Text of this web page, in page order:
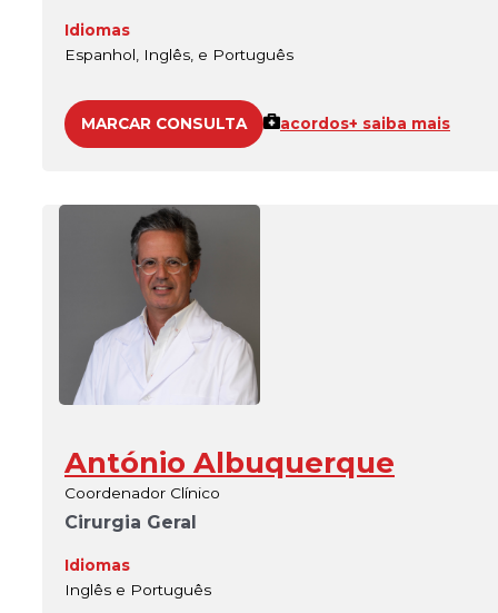
Idiomas
Espanhol, Inglês, e Português
MARCAR CONSULTA acordos+ saiba mais
António Albuquerque
Coordenador Clínico
Cirurgia Geral
Idiomas
Inglês e Português